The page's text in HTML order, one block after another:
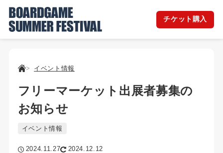
チケット購入
イベント情報
フリーマーケット出展者募集の
お知らせ
イベント情報
2024.11.27 2024.12.12